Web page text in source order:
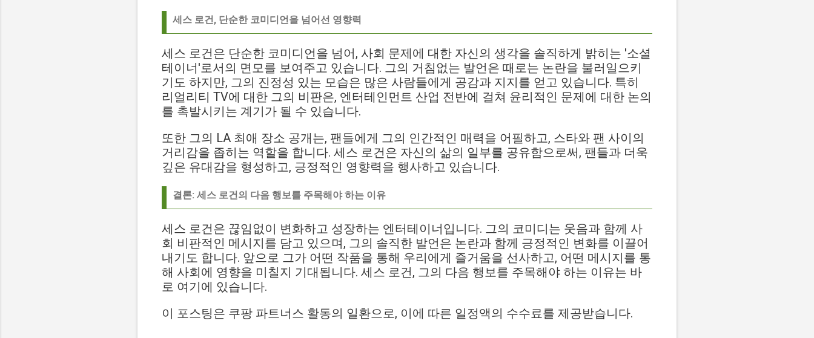
세스 로건, 단순한 코미디언을 넘어선 영향력
세스 로건은 단순한 코미디언을 넘어, 사회 문제에 대한 자신의 생각을 솔직하게 밝히는 '소셜
테이너'로서의 면모를 보여주고 있습니다. 그의 거침없는 발언은 때로는 논란을 불러일으키
기도 하지만, 그의 진정성 있는 모습은 많은 사람들에게 공감과 지지를 얻고 있습니다. 특히
리얼리티 TV에 대한 그의 비판은, 엔터테인먼트 산업 전반에 걸쳐 윤리적인 문제에 대한 논의
를 촉발시키는 계기가 될 수 있습니다.
또한 그의 LA 최애 장소 공개는, 팬들에게 그의 인간적인 매력을 어필하고, 스타와 팬 사이의
거리감을 좁히는 역할을 합니다. 세스 로건은 자신의 삶의 일부를 공유함으로써, 팬들과 더욱
깊은 유대감을 형성하고, 긍정적인 영향력을 행사하고 있습니다.
결론: 세스 로건의 다음 행보를 주목해야 하는 이유
세스 로건은 끊임없이 변화하고 성장하는 엔터테이너입니다. 그의 코미디는 웃음과 함께 사
회 비판적인 메시지를 담고 있으며, 그의 솔직한 발언은 논란과 함께 긍정적인 변화를 이끌어
내기도 합니다. 앞으로 그가 어떤 작품을 통해 우리에게 즐거움을 선사하고, 어떤 메시지를 통
해 사회에 영향을 미칠지 기대됩니다. 세스 로건, 그의 다음 행보를 주목해야 하는 이유는 바
로 여기에 있습니다.
이 포스팅은 쿠팡 파트너스 활동의 일환으로, 이에 따른 일정액의 수수료를 제공받습니다.